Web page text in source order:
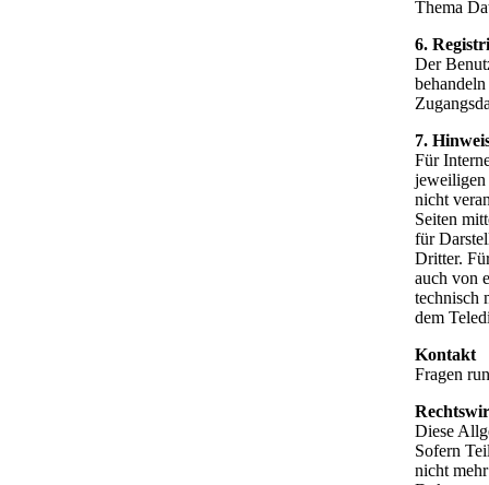
Thema
6.
Der
7.
Für
jeweiligen
nicht
Seiten
für
Dritter.
auch von
technisch
dem
Kontakt
Fragen
Diese
Sofern
nicht